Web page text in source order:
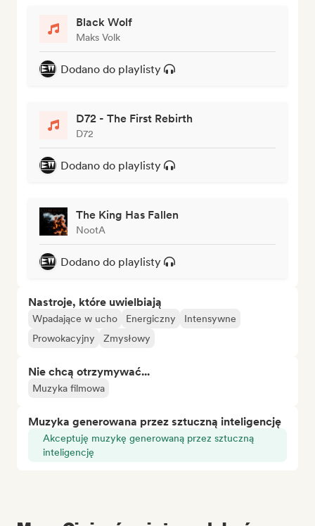
Black Wolf
Maks Volk
Dodano do playlisty
D72 - The First Rebirth
D72
Dodano do playlisty
The King Has Fallen
NootA
Dodano do playlisty
Nastroje, które uwielbiają
Wpadające w ucho Energiczny
Intensywne
Prowokacyjny
Zmysłowy
Nie chcą otrzymywać...
Muzyka filmowa
Muzyka generowana przez sztuczną inteligencję
Akceptuję muzykę generowaną przez sztuczną
inteligencję